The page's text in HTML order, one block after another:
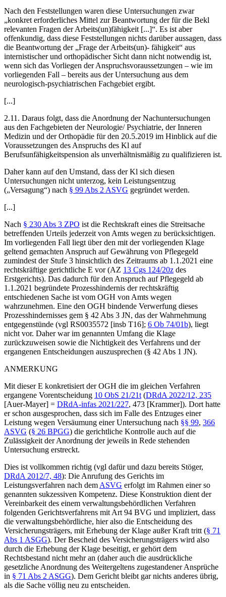
Nach den Feststellungen waren diese Untersuchungen zwar
„konkret erforderliches Mittel zur Beantwortung der für die Bekl
relevanten Fragen der Arbeits(un)fähigkeit [...]“. Es ist aber
offenkundig, dass diese Feststellungen nichts darüber aussagen, dass
die Beantwortung der „Frage der Arbeits(un)- fähigkeit“ aus
internistischer und orthopädischer Sicht dann nicht notwendig ist,
wenn sich das Vorliegen der Anspruchsvoraussetzungen – wie im
vorliegenden Fall – bereits aus der Untersuchung aus dem
neurologisch-psychiatrischen Fachgebiet ergibt.
[...]
2.11. Daraus folgt, dass die Anordnung der Nachuntersuchungen
aus den Fachgebieten der Neurologie/ Psychiatrie, der Inneren
Medizin und der Orthopädie für den 20.5.2019 im Hinblick auf die
Voraussetzungen des Anspruchs des Kl auf
Berufsunfähigkeitspension als unverhältnismäßig zu qualifizieren ist.
Daher kann auf den Umstand, dass der Kl sich diesen
Untersuchungen nicht unterzog, kein Leistungsentzug
(„Versagung“) nach § 99 Abs 2 ASVG gegründet werden.
[...]
Nach § 230 Abs 3 ZPO ist die Rechtskraft eines die Streitsache
betreffenden Urteils jederzeit von Amts wegen zu berücksichtigen.
Im vorliegenden Fall liegt über den mit der vorliegenden Klage
geltend gemachten Anspruch auf Gewährung von Pflegegeld
zumindest der Stufe 3 hinsichtlich des Zeitraums ab 1.1.2021 eine
rechtskräftige gerichtliche E vor (AZ 13 Cgs 124/20z des
Erstgerichts). Das dadurch für den Anspruch auf Pflegegeld ab
1.1.2021 begründete Prozesshindernis der rechtskräftig
entschiedenen Sache ist vom OGH von Amts wegen
wahrzunehmen. Eine den OGH bindende Verwerfung dieses
Prozesshindernisses gem § 42 Abs 3 JN, das der Wahrnehmung
entgegenstünde (vgl RS0035572 [insb T16]; 6 Ob 74/01b), liegt
nicht vor. Daher war im genannten Umfang die Klage
zurückzuweisen sowie die Nichtigkeit des Verfahrens und der
ergangenen Entscheidungen auszusprechen (§ 42 Abs 1 JN).
ANMERKUNG
Mit dieser E konkretisiert der OGH die im gleichen Verfahren
ergangene Vorentscheidung 10 ObS 21/21t (DRdA 2022/12, 235
[Auer-Mayer] = DRdA-infas 2021/227, 473 [Krammer]). Dort hatte
er schon ausgesprochen, dass sich im Falle des Entzuges einer
Leistung wegen Versäumung einer Untersuchung nach §§ 99, 366
ASVG (§ 26 BPGG) die gerichtliche Kontrolle auch auf die
Zulässigkeit der Anordnung der jeweils in Rede stehenden
Untersuchung erstreckt.
Dies ist vollkommen richtig (vgl dafür und dazu bereits Stöger,
DRdA 2012/7, 48): Die Anrufung des Gerichts im
Leistungsverfahren nach dem ASVG erfolgt im Rahmen einer so
genannten sukzessiven Kompetenz. Diese Konstruktion dient der
Vereinbarkeit des einem verwaltungsbehördlichen Verfahren
folgenden Gerichtsverfahrens mit Art 94 BVG und impliziert, dass
die verwaltungsbehördliche, hier also die Entscheidung des
Versicherungsträgers, mit Erhebung der Klage außer Kraft tritt (§ 71
Abs 1 ASGG). Der Bescheid des Versicherungsträgers wird also
durch die Erhebung der Klage beseitigt, er gehört dem
Rechtsbestand nicht mehr an (daher auch die ausdrückliche
gesetzliche Anordnung des Weitergeltens zugestandener Ansprüche
in § 71 Abs 2 ASGG). Dem Gericht bleibt gar nichts anderes übrig,
als die Sache völlig neu zu entscheiden.